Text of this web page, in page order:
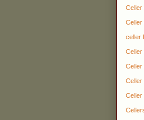
Celler
Celler
celler
Celler
Celler
Celler
Celler